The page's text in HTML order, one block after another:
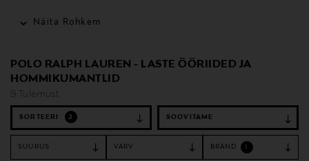
Näita Rohkem
POLO RALPH LAUREN - LASTE ÖÖRIIDED JA
HOMMIKUMANTLID
9 Tulemust
SORTEERI 2
SUURUS VÄRV BRÄND